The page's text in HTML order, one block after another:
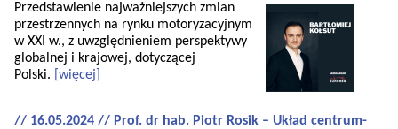
Przedstawienie najważniejszych zmian
przestrzennych na rynku motoryzacyjnym
w XXI w., z uwzględnieniem perspektywy
globalnej i krajowej, dotyczącej
Polski.
[więcej]
// 16.05.2024 // Prof. dr hab. Piotr Rosik – Układ centrum-